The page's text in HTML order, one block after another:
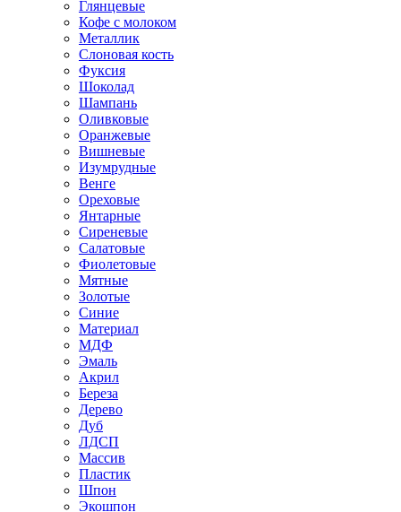
Глянцевые
Кофе с молоком
Металлик
Слоновая кость
Фуксия
Шоколад
Шампань
Оливковые
Оранжевые
Вишневые
Изумрудные
Венге
Ореховые
Янтарные
Сиреневые
Салатовые
Фиолетовые
Мятные
Золотые
Синие
Материал
МДФ
Эмаль
Акрил
Береза
Дерево
Дуб
ЛДСП
Массив
Пластик
Шпон
Экошпон